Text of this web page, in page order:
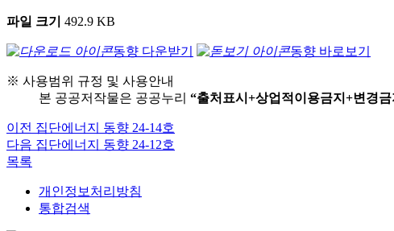
파일 크기 492.9 KB
동향 다운받기 동향 바로보기
※ 사용범위 규정 및 사용안내
본 공공저작물은 공공누리 “출처표시+상업적이용금지+변경금
이전 집단에너지 동향 24-14호
다음 집단에너지 동향 24-12호
목록
개인정보처리방침
통합검색